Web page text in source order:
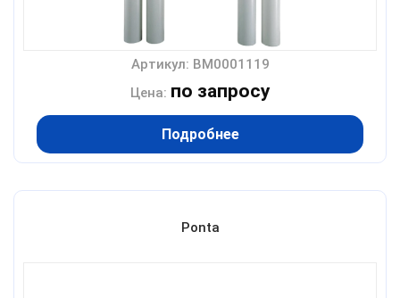
Артикул: BM0001119
Цена: по запросу
Подробнее
Ponta